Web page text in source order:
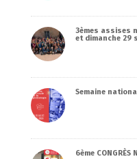
3èmes assises
et dimanche 29
Semaine
6ème CONGRÈS